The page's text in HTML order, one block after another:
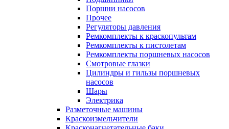
Поршни насосов
Прочее
Регуляторы давления
Ремкомплекты к краскопультам
Ремкомплекты к пистолетам
Ремкомплекты поршневых насосов
Смотровые глазки
Цилиндры и гильзы поршневых
насосов
Шары
Электрика
Разметочные машины
Краскоизмельчители